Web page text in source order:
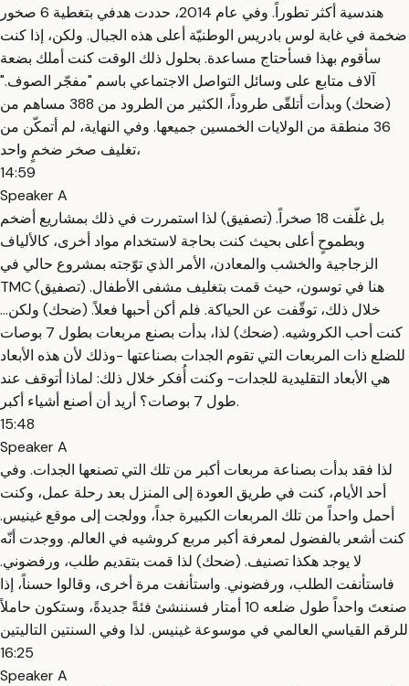
هندسية أكثر تطوراً. وفي عام 2014، حددت هدفي بتغطية 6 صخور
ضخمة في غابة لوس بادريس الوطنيّة أعلى هذه الجبال. ولكن، إذا كنت
سأقوم بهذا فسأحتاج مساعدة. بحلول ذلك الوقت كنت أملك بضعة
آلاف متابع على وسائل التواصل الاجتماعي باسم "مفجّر الصوف."
(ضحك) وبدأت أتلقّى طروداً، الكثير من الطرود من 388 مساهم من
36 منطقة من الولايات الخمسين جميعها. وفي النهاية، لم أتمكّن من
تغليف صخر ضخمٍ واحد،
14:59
Speaker A
بل غلّفت 18 صخراً. (تصفيق) لذا استمررت في ذلك بمشاريع أضخم
وبطموحٍ أعلى بحيث كنت بحاجة لاستخدام مواد أخرى، كالألياف
الزجاجية والخشب والمعادن، الأمر الذي توّجته بمشروع حالي في
TMC هنا في توسون، حيث قمت بتغليف مشفى الأطفال. (تصفيق)
خلال ذلك، توقّفت عن الحياكة. فلم أكن أحبها فعلاً. (ضحك) ولكن...
كنت أحب الكروشيه. (ضحك) لذا، بدأت بصنع مربعات بطول 7 بوصات
للضلع ذات المربعات التي تقوم الجدات بصناعتها -وذلك لأن هذه الأبعاد
هي الأبعاد التقليدية للجدات- وكنت أُفكر خلال ذلك: لماذا أتوقف عند
طول 7 بوصات؟ أريد أن أصنع أشياء أكبر.
15:48
Speaker A
لذا فقد بدأت بصناعة مربعات أكبر من تلك التي تصنعها الجدات. وفي
أحد الأيام، كنت في طريق العودة إلى المنزل بعد رحلة عمل، وكنت
أحمل واحداً من تلك المربعات الكبيرة جداً، وولجت إلى موقع غينيس.
كنت أشعر بالفضول لمعرفة أكبر مربع كروشيه في العالم. ووجدت أنّه
لا يوجد هكذا تصنيف. (ضحك) لذا قمت بتقديم طلب، ورفضوني.
فاستأنفت الطلب، ورفضوني. واستأنفت مرة أخرى، وقالوا حسناً، إذا
صنعتَ واحداً طول ضلعه 10 أمتار فسننشئ فئةً جديدةً، وستكون حاملاً
للرقم القياسي العالمي في موسوعة غينيس. لذا وفي السنتين التاليتين
16:25
Speaker A